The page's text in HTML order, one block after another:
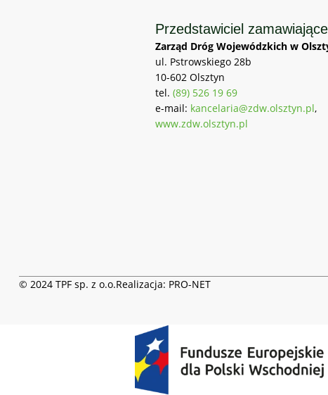
Przedstawiciel
Zarząd Dróg Wojewódzkich w
ul. Pstrowskiego 28b
10-602 Olsztyn
tel. (89) 526 19 69
e-mail: kancelaria@zdw.olsztyn.pl,
www.zdw.olsztyn.pl
© 2024 TPF sp. z o.o.Realizacja: PRO-NET